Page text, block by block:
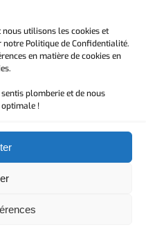
utilisons les cookies et
Politique de Confidentialité.
en matière de cookies en
plomberie et de nous
!
FERME
powered by